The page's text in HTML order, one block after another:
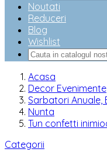
Noutati
Reduceri
Blog
Wishlist
Acasa
Decor Evenimente
Sarbatori Anuale,
Nunta
Tun confetti
Categorii